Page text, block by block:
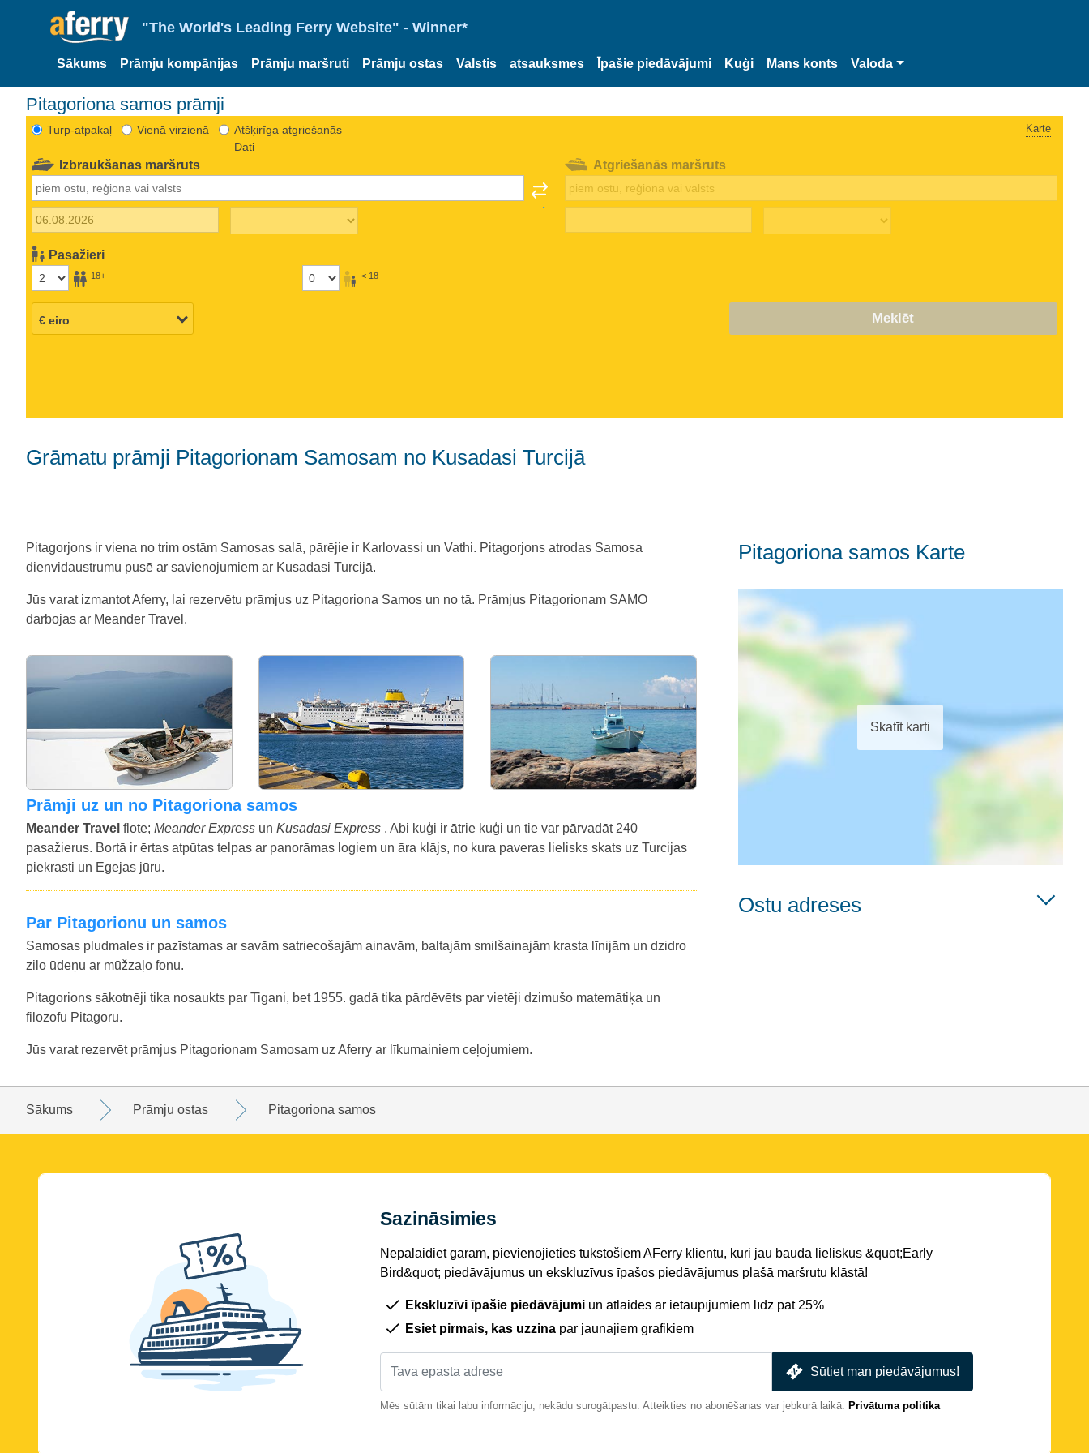
"The World's Leading Ferry Website" - Winner*
Sākums Prāmju kompānijas Prāmju maršruti Prāmju ostas Valstis atsauksmes Īpašie piedāvājumi Kuģi Mans konts Valoda
Pitagoriona samos prāmji
Turp-atpakaļ Vienā virzienā
Atšķirīga atgriešanās
Dati
Karte
Izbraukšanas maršruts
Pasažieri
18+ < 18
Atgriešanās maršruts
Meklēt
Grāmatu prāmji Pitagorionam Samosam no Kusadasi Turcijā
Pitagorjons ir viena no trim ostām Samosas salā, pārējie ir Karlovassi un Vathi. Pitagorjons atrodas Samosa
dienvidaustrumu pusē ar savienojumiem ar Kusadasi Turcijā.
Jūs varat izmantot Aferry, lai rezervētu prāmjus uz Pitagoriona Samos un no tā. Prāmjus Pitagorionam SAMO
darbojas ar Meander Travel.
prāmji uz un no Pitagoriona samos
Meander Travel flote; Meander Express un Kusadasi Express . Abi kuģi ir ātrie kuģi un tie var pārvadāt 240
pasažierus. Bortā ir ērtas atpūtas telpas ar panorāmas logiem un āra klājs, no kura paveras lielisks skats uz Turcijas
piekrasti un Egejas jūru.
Par Pitagorionu un samos
Samosas pludmales ir pazīstamas ar savām satriecošajām ainavām, baltajām smilšainajām krasta līnijām un dzidro
zilo ūdeņu ar mūžzaļo fonu.
Pitagorions sākotnēji tika nosaukts par Tigani, bet 1955. gadā tika pārdēvēts par vietēji dzimušo matemātiķa un
filozofu Pitagoru.
Jūs varat rezervēt prāmjus Pitagorionam Samosam uz Aferry ar līkumainiem ceļojumiem.
Pitagoriona samos Karte
Skatīt karti
Ostu adreses
Sākums Prāmju ostas Pitagoriona samos
Sazināsimies
Nepalaidiet garām, pievienojieties tūkstošiem AFerry klientu, kuri jau bauda lieliskus &quot;Early
Bird&quot; piedāvājumus un ekskluzīvus īpašos piedāvājumus plašā maršrutu klāstā!
Ekskluzīvi īpašie piedāvājumi un atlaides ar ietaupījumiem līdz pat 25%
Esiet pirmais, kas uzzina par jaunajiem grafikiem
Sūtiet man piedāvājumus!
Mēs sūtām tikai labu informāciju, nekādu surogātpastu. Atteikties no abonēšanas var jebkurā laikā. Privātuma politika